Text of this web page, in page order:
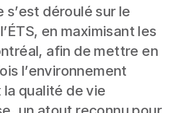
s’est déroulé sur le
en maximisant les
afin de mettre en
l’environnement
la qualité de vie